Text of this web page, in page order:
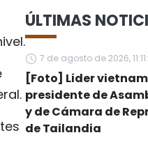
ÚLTIMAS
7 de agosto de 2026,
[Foto] Líder
presidente de
y de Cámara de
de Tailandia